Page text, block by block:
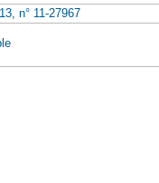
n° 11-27967